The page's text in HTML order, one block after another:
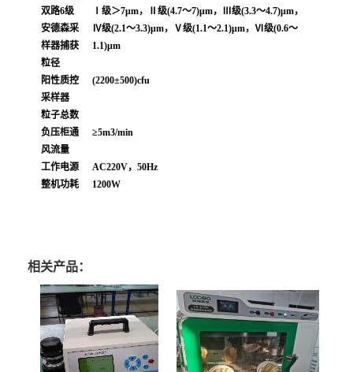
双路6级
安德森采
样器捕获
粒径
Ⅰ级＞7μm，Ⅱ级(4.7～7)μm，Ⅲ级(3.3～4.7)μm，
Ⅳ级(2.1～3.3)μm，Ⅴ级(1.1～2.1)μm，Ⅵ级(0.6～
1.1)μm
阳性质控
采样器
粒子总数
(2200±500)cfu
负压柜通
风流量
≥5m3/min
工作电源
AC220V，50Hz
整机功耗
1200W
相关产品：